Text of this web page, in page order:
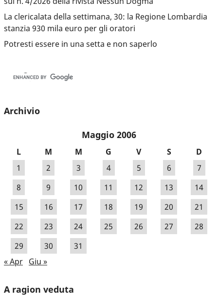
La clericalata della settimana, 30: la Regione Lombardia
stanzia 930 mila euro per gli oratori
Potresti essere in una setta e non saperlo
Archivio
Maggio 2006
L M M G V S
D
1
2 3 4 5 6
7
8
9 10 11 12 13
14
15
16 17 18 19 20
21
22
23 24 25 26 27
28
29
30
31
« Apr Giu »
A ragion veduta